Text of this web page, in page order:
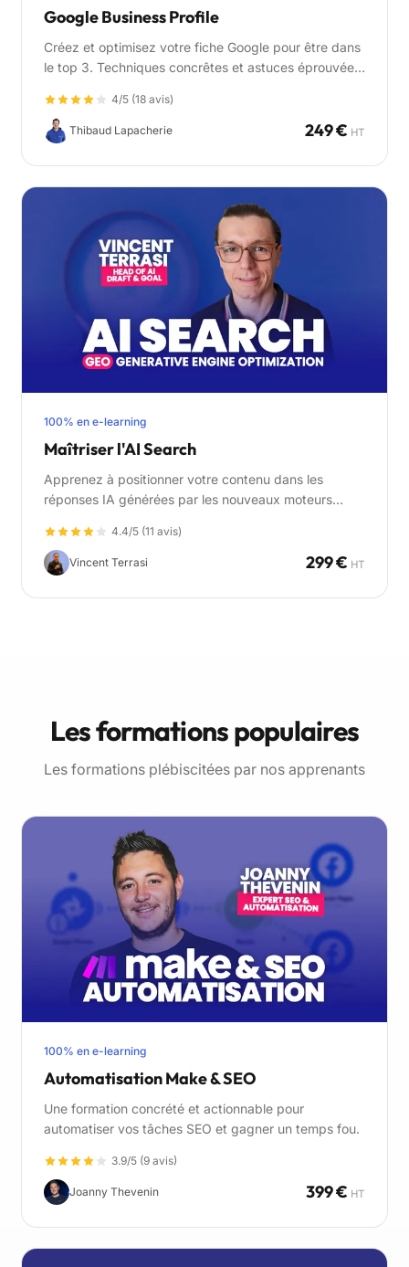
Google Business Profile
Créez et optimisez votre fiche Google pour être dans
le top 3. Techniques concrêtes et astuces éprouvées
clients.
4/5 (18 avis)
Thibaud Lapacherie 249 € HT
100% en e-learning
Maîtriser l'AI Search
Apprenez à positionner votre contenu dans les
réponses IA générées par les nouveaux moteurs
Overview, SearchGPT, Perplexity, Bing Copilot) et
adapter votre SEO à l'ere de l'AI Search.
4.4/5 (11 avis)
Vincent Terrasi 299 € HT
Les formations populaires
Les formations plébiscitées par nos apprenants
100% en e-learning
Automatisation Make & SEO
Une formation concrété et actionnable pour
automatiser vos tâches SEO et gagner un temps fou.
3.9/5 (9 avis)
Joanny Thevenin 399 € HT